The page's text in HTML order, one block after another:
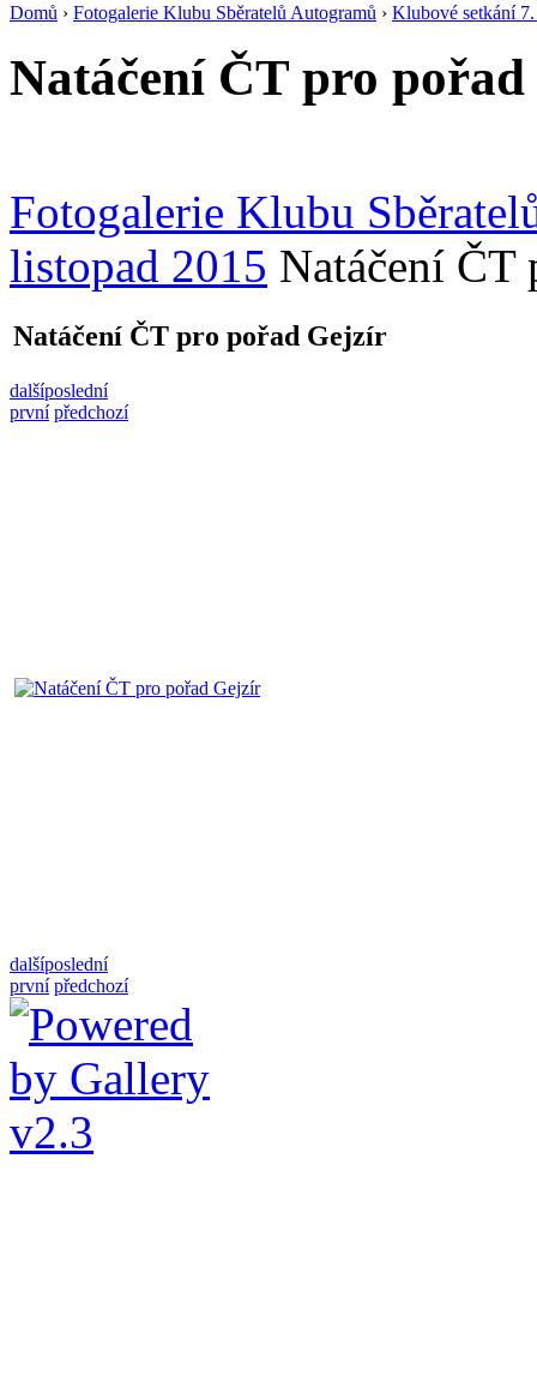
Domů › Fotogalerie Klubu Sběratelů Autogramů › Klubové setkání
Natáčení ČT pro
Fotogalerie Klubu
listopad 2015 Natáčení ČT
Natáčení ČT pro pořad Gejzír
dalšíposlední
první předchozí
dalšíposlední
první předchozí